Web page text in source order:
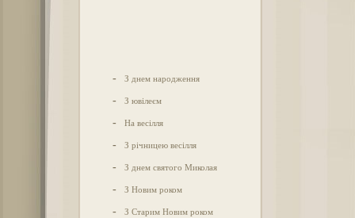
- З днем народження
- З ювілеєм
- На весілля
- З річницею весілля
- З днем святого Миколая
- З Новим роком
- З Старим Новим роком